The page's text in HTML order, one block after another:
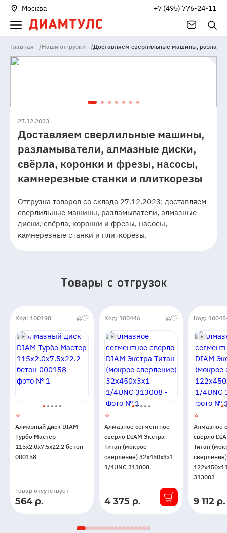
Москва +7 (495) 776-24-11
Главная /Наши отгрузки /Доставляем сверлильные машины,
27.12.2023
Доставляем сверлильные машины,
разламыватели, алмазные диски,
свёрла, коронки и фрезы, насосы,
камнерезные станки и плиткорезы
Отгрузка товаров со склада 27.12.2023: доставляем
сверлильные машины, разламыватели, алмазные
диски, свёрла, коронки и фрезы, насосы,
камнерезные станки и плиткорезы.
Товары c отгрузок
Код: 100198
Алмазный диск DIAM
Турбо Мастер
115x2.0x7.5x22.2 бетон
000158
Товар отсутствует
564 р.
Код: 100446
Алмазное сегментное
сверло DIAM Экстра
Титан (мокрое
сверление) 32x450x3x1
1/4UNC 313008
В
4 375 р.
Код:
Алмазное
сверло
Титан
сверление)
313003
В
9 112 р.